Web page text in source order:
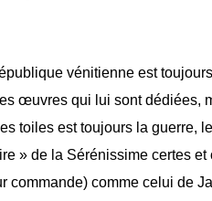
vénitienne est
œuvres qui lui sont dédiées,
toiles est toujours la guerre,
» de la Sérénissime certes et
commande) comme celui de